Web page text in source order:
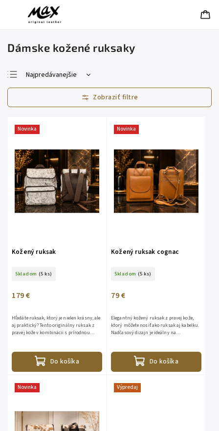
Dámske kožené ruksaky
Najpredávanejšie
Najlacnejšie
Najdrahšie
Novinka
Kožený ruksak
Skladom (5 ks)
179 €
Do košíka
Hľadáte ruksak, ktorý je nielen krásny, ale
aj praktický? Tento originálny ruksak z
pravej kože v kombinácii s prírodnou
Novinka
Kožený ruksak cognac
Skladom (5 ks)
79 €
Do košíka
Elegantný kožený ruksak z pravej kože,
ktorý môžete nosiť ako ruksak aj kabelku.
Nadčasový dizajn je ideálny na
Novinka Výpredaj